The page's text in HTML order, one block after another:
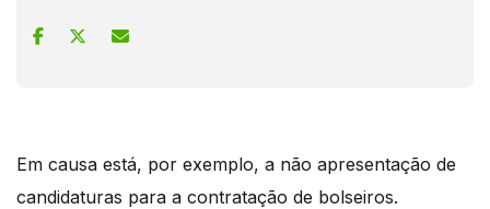
Em causa está, por exemplo, a não apresentação de
candidaturas para a contratação de bolseiros.